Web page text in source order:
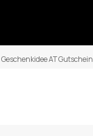
Geschenkidee AT Gutschein